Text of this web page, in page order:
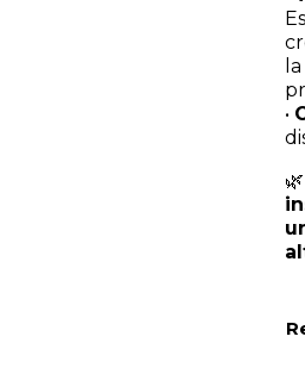
•
🌿